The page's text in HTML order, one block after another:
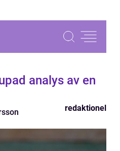
analys av en
redaktionel